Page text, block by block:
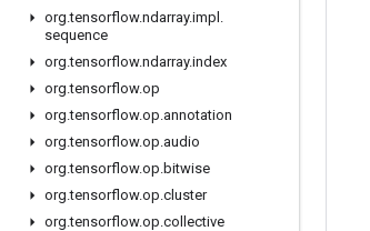
org.tensorflow.ndarray.impl .
sequence
org.tensorflow.ndarray.index
org.tensorflow.op
org.tensorflow.op.annotation
org.tensorflow.op.audio
org.tensorflow.op.bitwise
org.tensorflow.op.cluster
org.tensorflow.op.collective